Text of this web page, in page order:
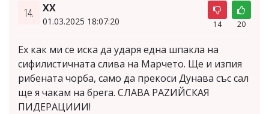
14. ХХ
01.03.2025 18:07:20 14 20
Ех как ми се иска да ударя една шпакла на
сифилистичната слива на Марчето. Ще и изпия
рибената чорба, само да прекоси Дунава със сал
ще я чакам на брега. СЛАВА РАZИЙСКАЯ
ПИДЕРАЦИИИ!